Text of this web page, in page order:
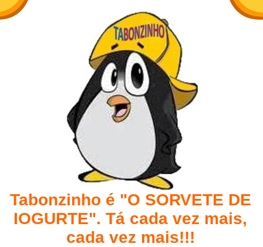
Tabonzinho é "O SORVETE DE
IOGURTE". Tá cada vez mais,
cada vez mais!!!